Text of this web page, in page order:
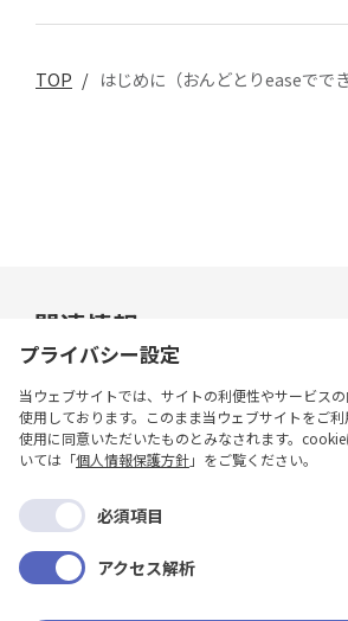
TOP / はじめに（おんどとりeaseででき
関連情報
資料
おんどとりease取扱説明書
めに
製品ページ
プライバシー設定
当ウェブサイトでは、サイトの利便性やサービス
使用しております。このまま当ウェブサイトをご
使用に同意いただいたものとみなされます。
いては「個人情報保護方針」をご覧ください。
必須項目
アクセス解析